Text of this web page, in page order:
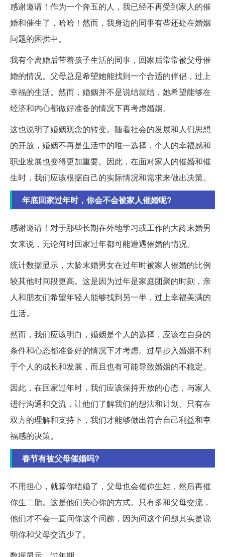
感谢邀请！作为一个奔五的人，我已经不再受到家人的催
婚和催生了，哈哈！然而，我身边的同事有些还处在婚姻
问题的困扰中。
我有个离婚后带着孩子生活的同事，回家后常常被父母催
婚的情况。父母总是希望她能找到一个合适的伴侣，过上
幸福的生活。然而，婚姻并不是说结就结，她希望能够在
经济和内心都做好准备的情况下再考虑婚姻。
这也说明了婚姻观念的转变。随着社会的发展和人们思想
的开放，婚姻不再是生活中的唯一选择，个人的幸福感和
职业发展也变得更加重要。因此，在面对家人的催婚和催
生时，我们应该根据自己的实际情况和需求来做出决策。
年底回家过年时，你会不会被家人催婚呢?
感谢邀请！对于那些长期在外地学习或工作的大龄末婚男
女来说，无论何时回家过年都可能遭遇催婚的情况。
统计数据显示，大龄末婚男女在过年时被家人催婚的比例
较其他时间段更高。这是因为过年是家庭团聚的时刻，亲
人和朋友们希望年轻人能够找到另一半，过上幸福美满的
生活。
然而，我们应该明白，婚姻是个人的选择，应该在自身的
条件和心态都准备好的情况下才考虑。过早步入婚姻不利
于个人的成长和发展，而且也有可能导致婚姻的不稳定。
因此，在回家过年时，我们应该保持开放的心态，与家人
进行沟通和交流，让他们了解我们的想法和计划。只有在
双方的理解和支持下，我们才能够做出符合自己利益和幸
福感的决策。
春节有被父母催婚吗?
不用担心，就算你结婚了，父母也会催你生娃，然后再催
你生二胎。这是他们关心你的方式。只有多和父母交流，
他们才不会一直问你这个问题，因为问这个问题其实是说
明你和父母交流少了。